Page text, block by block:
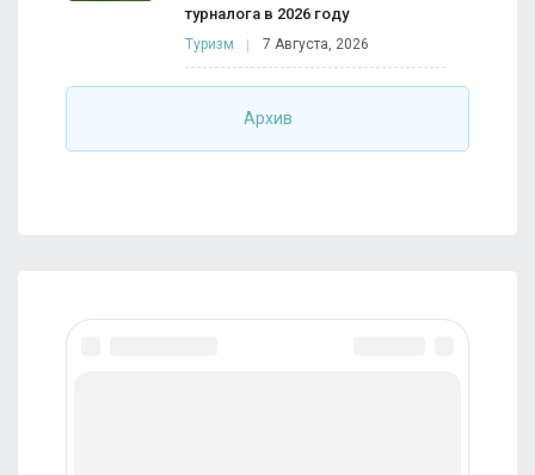
турналога в 2026 году
Туризм 7 Августа, 2026
Архив